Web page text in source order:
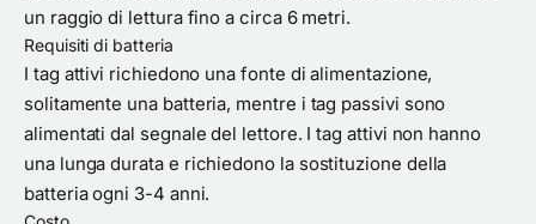
un raggio di lettura fino a circa 6 metri.
Requisiti di batteria
I tag attivi richiedono una fonte di alimentazione,
solitamente una batteria, mentre i tag passivi sono
alimentati dal segnale del lettore. I tag attivi non hanno
una lunga durata e richiedono la sostituzione della
batteria ogni 3-4 anni.